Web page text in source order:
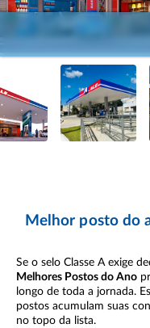
Melhor posto do
Se o selo Classe A exige
Melhores Postos do Ano
longo de toda a jornada.
postos acumulam suas
no topo da lista.